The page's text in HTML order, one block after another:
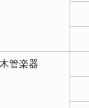
木管楽器